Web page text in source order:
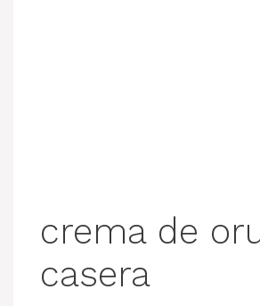
crema de
casera